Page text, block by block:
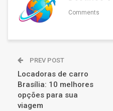
Comments
PREV POST
Locadoras de carro
Brasília: 10 melhores
opções para sua
viagem